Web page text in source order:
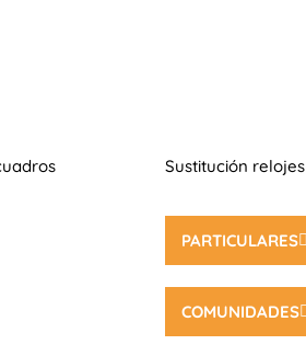
Sustitución
PARTICULARES
COMUNIDADES